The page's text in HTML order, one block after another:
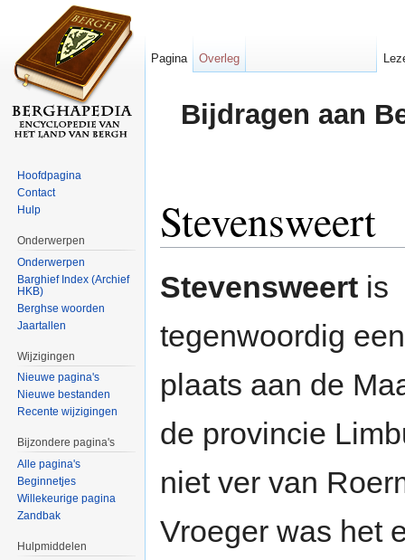
Bijdragen aan
Stevensweert
Stevensweert is
tegenwoordig een
plaats aan de
de provincie
niet ver van
Vroeger was het
Pagina Overleg
Hoofdpagina
Contact
Hulp
Onderwerpen
Onderwerpen
Barghief Index (Archief
HKB)
Berghse woorden
Jaartallen
Wijzigingen
Nieuwe pagina's
Nieuwe bestanden
Recente wijzigingen
Bijzondere pagina's
Alle pagina's
Beginnetjes
Willekeurige pagina
Zandbak
Hulpmiddelen